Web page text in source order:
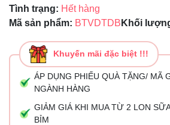
Tình trạng: Hết hàng
Mã sản phẩm: BTVDTDB Khối
Khuyến mãi đặc biệt !!!
ÁP DỤNG PHIẾU QUÀ TẶNG/ MÃ
NGÀNH HÀNG
GIẢM GIÁ KHI MUA TỪ 2 LON
BỈM